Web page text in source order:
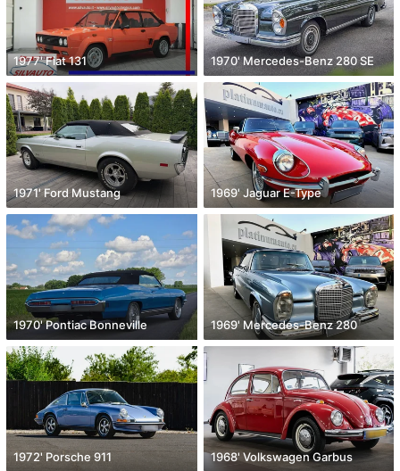
1977' Fiat 131 1970' Mercedes-Benz 280 SE
1971' Ford Mustang 1969' Jaguar E-Type
1970' Pontiac Bonneville 1969' Mercedes-Benz 280
1972' Porsche 911 1968' Volkswagen Garbus